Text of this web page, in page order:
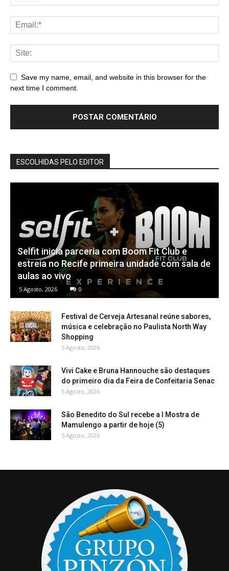
Save my name, email, and website in this browser for the
next time I comment.
ESCOLHIDAS PELO EDITOR
Selfit inicia parceria com Boom Fit Club e
estreia no Recife primeira unidade com sala de
aulas ao vivo
5 Agosto, 2026 0
Festival de Cerveja Artesanal reúne sabores,
música e celebração no Paulista North Way
Shopping
5 Agosto, 2026
Vivi Cake e Bruna Hannouche são destaques
do primeiro dia da Feira de Confeitaria Senac
5 Agosto, 2026
São Benedito do Sul recebe a I Mostra de
Mamulengo a partir de hoje (5)
5 Agosto, 2026